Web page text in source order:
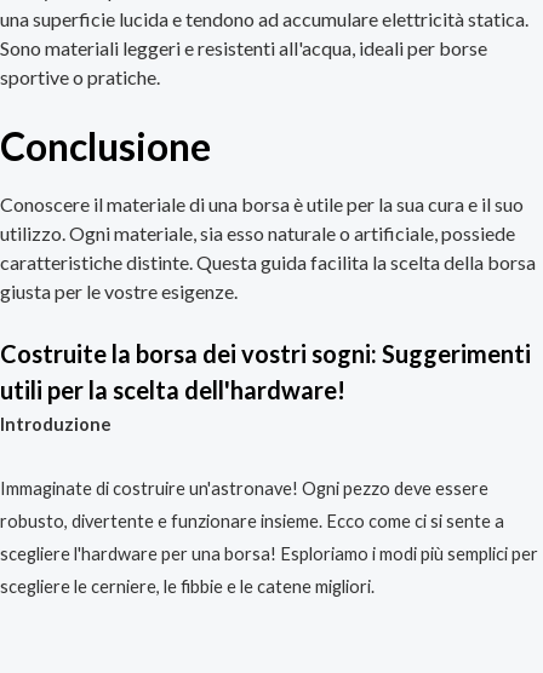
una superficie lucida e tendono ad accumulare elettricità statica.
Sono materiali leggeri e resistenti all'acqua, ideali per borse
sportive o pratiche.
Conclusione
Conoscere il materiale di una borsa è utile per la sua cura e il suo
utilizzo. Ogni materiale, sia esso naturale o artificiale, possiede
caratteristiche distinte. Questa guida facilita la scelta della borsa
giusta per le vostre esigenze.
Costruite la borsa dei vostri sogni: Suggerimenti
utili per la scelta dell'hardware!
Introduzione
Immaginate di costruire un'astronave! Ogni pezzo deve essere
robusto, divertente e funzionare insieme. Ecco come ci si sente a
scegliere l'hardware per una borsa! Esploriamo i modi più semplici per
scegliere le cerniere, le fibbie e le catene migliori.